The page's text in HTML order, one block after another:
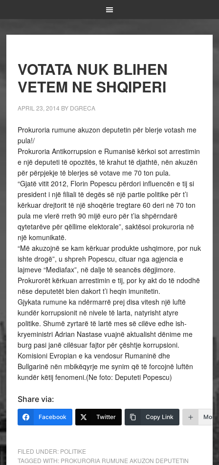
VOTATA NUK BLIHEN
VETEM NE SHQIPERI
APRIL 23, 2014 BY DGRECA
Prokuroria rumune akuzon deputetin për blerje votash me
pula!/
Prokuroria Antikorrupsion e Rumanisë kërkoi sot arrestimin
e një deputeti të opozitës, të krahut të djathtë, nën akuzën
për përpjekje të blerjes së votave me 70 ton pula.
“Gjatë vitit 2012, Florin Popescu përdori influencën e tij si
president i një filiali të degës së një partie politike për t’i
kërkuar drejtorit të një shoqërie tregtare 60 deri në 70 ton
pula me vlerë rreth 90 mijë euro për t’ia shpërndarë
qytetarëve për qëllime elektorale”, saktësoi prokuroria në
një komunikatë.
“Më akuzojnë se kam kërkuar produkte ushqimore, por nuk
ishte drogë”, u shpreh Popescu, cituar nga agjencia e
lajmeve “Mediafax”, në dalje të seancës dëgjimore.
Prokurorët kërkuan arrestimin e tij, por ky akt do të ndodhë
nëse deputetët bien dakort t’i heqin imunitetin.
Gjykata rumune ka ndërmarrë prej disa vitesh një luftë
kundër korrupsionit në nivele të larta, natyrisht atyre
politike. Shumë zyrtarë të lartë mes së cilëve edhe ish-
kryeministri Adrian Nastase vuajnë aktualisht dënime me
burg pasi janë cilësuar fajtor për çështje korrupsioni.
Komisioni Evropian e ka vendosur Rumaninë dhe
Bullgarinë nën mbikëqyrje me synim që të forcojnë luftën
kundër këtij fenomeni.(Ne foto: Deputeti Popescu)
Share via:
Facebook Twitter Copy Link More
FILED UNDER: POLITIKE
TAGGED WITH: PROKURORIA RUMUNE AKUZON DEPUTETIN